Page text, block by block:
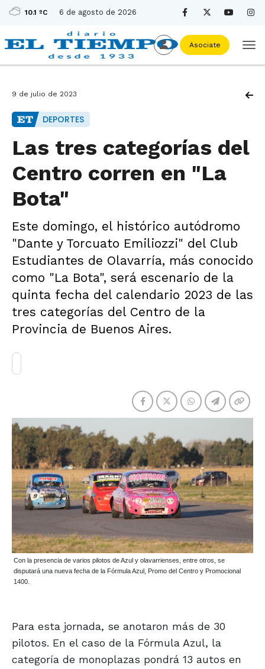
10.1 ºC 6 de agosto de 2026
Asociate
9 de julio de 2023
DEPORTES
Las tres categorías del
Centro corren en "La
Bota"
Este domingo, el histórico autódromo
"Dante y Torcuato Emiliozzi" del Club
Estudiantes de Olavarría, más conocido
como "La Bota", será escenario de la
quinta fecha del calendario 2023 de las
tres categorías del Centro de la
Provincia de Buenos Aires.
Con la presencia de varios pilotos de Azul y olavarrienses, entre otros, se
disputará una nueva fecha de la Fórmula Azul, Promo del Centro y Promocional
1400.
Para esta jornada, se anotaron más de 30
pilotos. En el caso de la Fórmula Azul, la
categoría de monoplazas pondrá 13 autos en